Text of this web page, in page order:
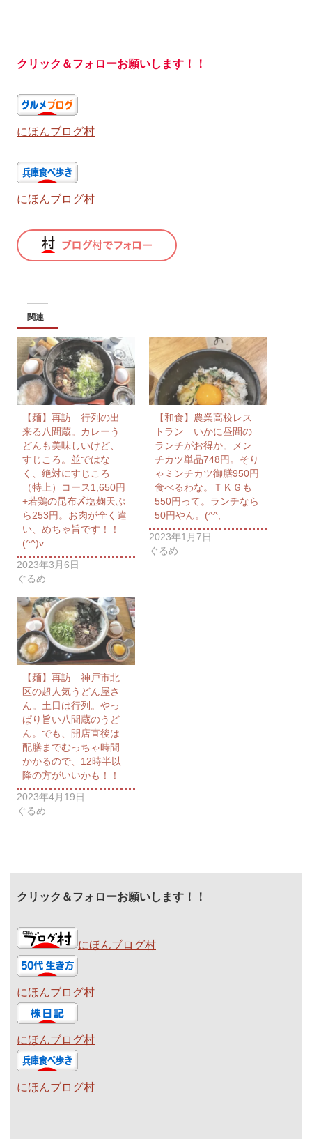
クリック＆フォローお願いします！！
にほんブログ村
にほんブログ村
関連
【麺】再訪 行列の出
来る八間蔵。カレーう
どんも美味しいけど、
すじころ。並ではな
く、絶対にすじころ
（特上）コース1,650円
+若鶏の昆布〆塩麹天ぷ
ら253円。お肉が全く違
い、めちゃ旨です！！
(^^)v
2023年3月6日
ぐるめ
【和食】農業高校レス
トラン いかに昼間の
ランチがお得か。メン
チカツ単品748円。そり
ゃミンチカツ御膳950円
食べるわな。ＴＫＧも
550円って。ランチなら
50円やん。(^^;
2023年1月7日
ぐるめ
【麺】再訪 神戸市北
区の超人気うどん屋さ
ん。土日は行列。やっ
ぱり旨い八間蔵のうど
ん。でも、開店直後は
配膳までむっちゃ時間
かかるので、12時半以
降の方がいいかも！！
2023年4月19日
ぐるめ
クリック＆フォローお願いします！！
にほんブログ村
にほんブログ村
にほんブログ村
にほんブログ村